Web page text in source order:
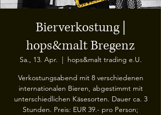
Bierverkostung |
hops&malt Bregenz
Sa., 13. Apr.
  |
hops&malt trading e.U.
Verkostungsabend mit 8 verschiedenen
internationalen Bieren, abgestimmt mit
unterschiedlichen Käsesorten. Dauer ca. 3
Stunden. Preis: EUR 39.- pro Person;